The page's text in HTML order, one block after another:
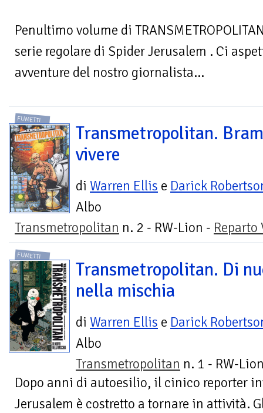
Penultimo volume di
serie regolare di Spider Jerusalem . Ci
avventure del nostro giornalista...
FUMETTI
Transmetropolitan.
vivere
di Warren Ellis e Darick
Albo
Transmetropolitan n. 2 - RW-Lion - Reparto
FUMETTI
Transmetropolitan. Di
nella mischia
di Warren Ellis e Darick
Albo
Transmetropolitan n. 1 - RW-
Dopo anni di autoesilio, il cinico reporter
Jerusalem è costretto a tornare in attività.